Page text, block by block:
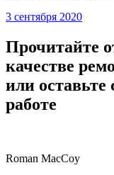
3 сентября 2020
Прочитайте
качестве
или
работе
Roman MacCoy